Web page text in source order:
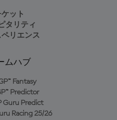
ケット
タリティ
リエンス
ムハブ
Fantasy
Predictor
Guru Predict
Racing 25/26